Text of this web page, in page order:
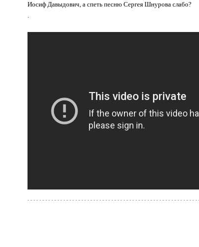
Иосиф Давыдович, а спеть песню Сергея Шнурова слабо?
.